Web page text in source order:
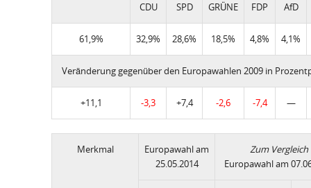
CDU SPD GRÜNE FDP AfD
61,9% 32,9% 28,6% 18,5% 4,8% 4,1%
Veränderung gegenüber den Europawahlen 2009 in
+11,1 -3,3 +7,4 -2,6 -7,4 —
Merkmal
Europawahl am
25.05.2014
Zum Vergleich
Europawahl am